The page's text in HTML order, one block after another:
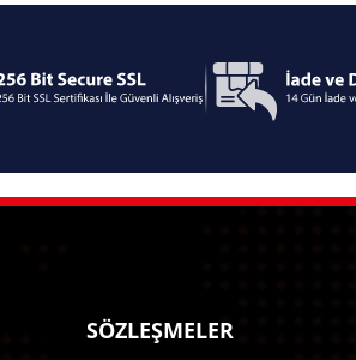
SÖZLEŞMELER